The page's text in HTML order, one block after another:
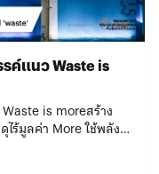
นการแก้ปัญหาชุมชน
ยอดได้ในอนาคต ถือ
รู้ว่าอะไรดีไม่ดี จากนั้น
ที่ดีอยู่แล้ว ประเด็นไหน
กทีก่อนนำไปขยายผล
เมือง-มิตร-ดี4
ร์กช็อป โชว์เคส ทัวร์
ล้ว ที่
content/57505 วิธี
ใช่ ตามสไตล์ที่สนใจ
บเดินชุมชน สายธุรกิจ
ง ก็สามารถมาเลือก
guide/selected-
ปที่หน้าโปรแกรมพร้อม
และสารพัดของ DIY ที่ผู้
ะกายไอเดียและเริ่มต้น
ยกลับมาสานต่อธุรกิจ
วมถึงคนใหม่ๆ ที่ย้าย
เปิดพื้นที่คอนโด
งโซนวงเวียนใหญ่ ภาย
ละคุณค่าที่ซ่อนอยู่ของ
กิจกรรม อาทิ
านเจริญรัถ ซึ่งนำ
ค์แนว Waste is
is moreสร้าง
ร้มูลค่า More ใช้พลัง
ปลี่ยนขยะจาก
ทน ย่อมช่วยแก้ปัญหา